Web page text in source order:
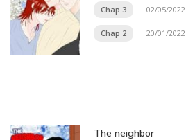
Chap 3 02/05/2022
Chap 2 20/01/2022
The neighbor